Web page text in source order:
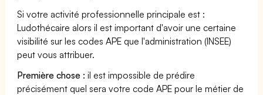
Si votre activité professionnelle principale est :
Ludothécaire alors il est important d'avoir une certaine
visibilité sur les codes APE que l'administration (INSEE)
peut vous attribuer.
Première chose : il est impossible de prédire
précisément quel sera votre code APE pour le métier de